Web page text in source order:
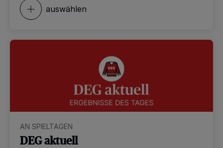
auswählen
AN SPIELTAGEN
DEG aktuell